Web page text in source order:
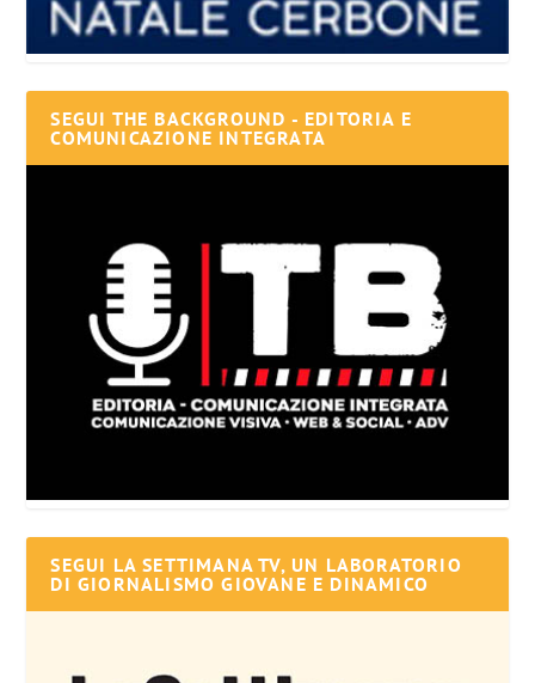
SEGUI THE BACKGROUND - EDITORIA E
COMUNICAZIONE INTEGRATA
SEGUI LA SETTIMANA TV, UN LABORATORIO
DI GIORNALISMO GIOVANE E DINAMICO